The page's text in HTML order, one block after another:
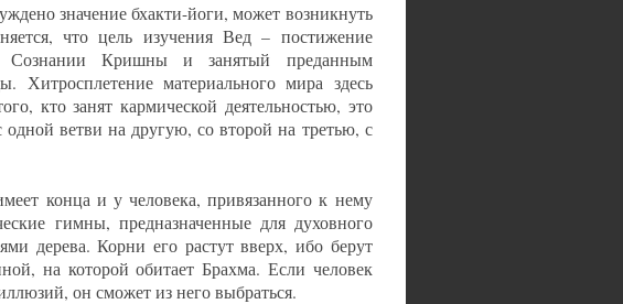
значение бхакти-йоги, может возникнуть
что цель изучения Вед – постижение
Кришны и занятый преданным
материального мира здесь
кто занят кармической деятельностью, это
одной ветви на другую, со второй на третью, с
конца и у человека, привязанного к нему
гимны, предназначенные для духовного
дерева. Корни его растут вверх, ибо берут
на которой обитает Брахма. Если человек
он сможет из него выбраться.